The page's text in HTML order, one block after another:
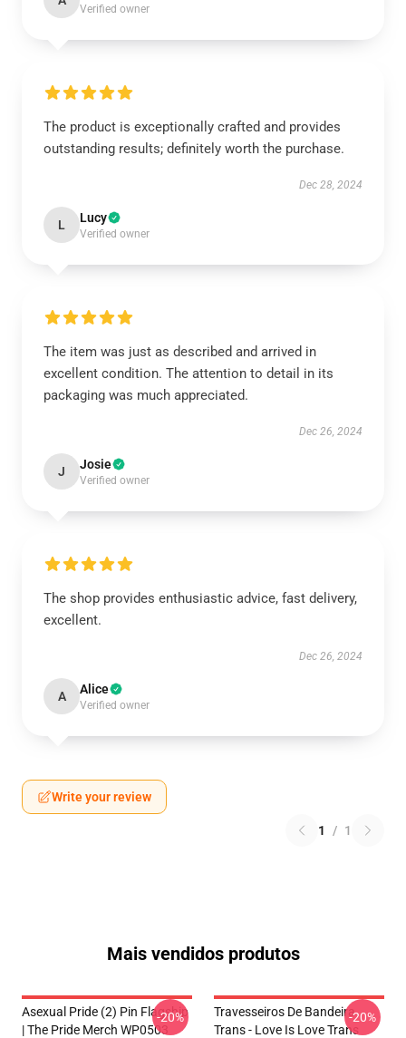
Verified owner
The product is exceptionally crafted and provides
outstanding results; definitely worth the purchase.
Dec 28, 2024
L Lucy
Verified owner
The item was just as described and arrived in
excellent condition. The attention to detail in its
packaging was much appreciated.
Dec 26, 2024
J Josie
Verified owner
The shop provides enthusiastic advice, fast delivery,
excellent.
Dec 26, 2024
A Alice
Verified owner
Write your review
1 / 1
Mais vendidos produtos
Asexual Pride (2) Pin Flagship
| The Pride Merch WP0503
-20%
Travesseiros De Bandeira
Trans - Love Is Love Trans
-20%